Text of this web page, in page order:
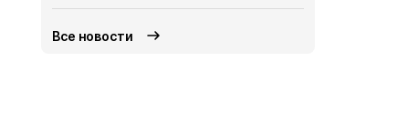
Все новости